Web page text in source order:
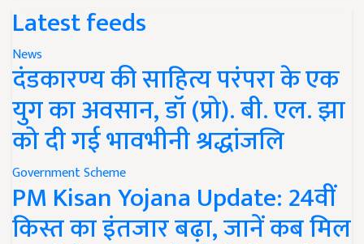
Latest feeds
News
दंडकारण्य की साहित्य परंपरा के एक
युग का अवसान, डॉ (प्रो). बी. एल. झा
को दी गई भावभीनी श्रद्धांजलि
Government Scheme
PM Kisan Yojana Update: 24वीं
किस्त का इंतजार बढ़ा, जानें कब मिल